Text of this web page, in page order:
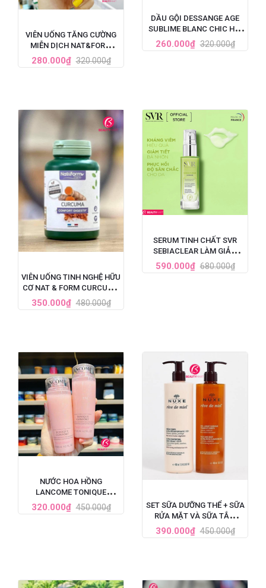
VIÊN UỐNG TĂNG CƯỜNG
MIỄN DỊCH NAT&FORM
VITAMIN D3 + ZINC HỘP 60
VIÊN
280.000₫ 320.000₫
DẦU GỘI DESSANGE AGE
SUBLIME BLANC CHIC HỒI
SINH TÓC BẠC 250ML
260.000₫ 320.000₫
VIÊN UỐNG TINH NGHỆ HỮU
CƠ NAT & FORM CURCUMA
BIO 200 VIÊN PHÁP
350.000₫ 480.000₫
SERUM TINH CHẤT SVR
SEBIACLEAR LÀM GIẢM
MỤN, MỜ NÁM, LÀM MỀM
MỊN DA 30ML
590.000₫ 680.000₫
NƯỚC HOA HỒNG
LANCOME TONIQUE
CONFORT CẤP ẨM DỊU DA
125ML
320.000₫ 450.000₫
SET SỮA DƯỠNG THỂ + SỮA
RỬA MẶT VÀ SỮA TẮM
NUXE REVE DE MIEL TINH
CHẤT MẬT ONG 400ML
390.000₫ 450.000₫